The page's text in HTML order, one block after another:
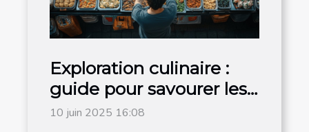
Exploration culinaire :
guide pour savourer les
traditions locales
10 juin 2025 16:08